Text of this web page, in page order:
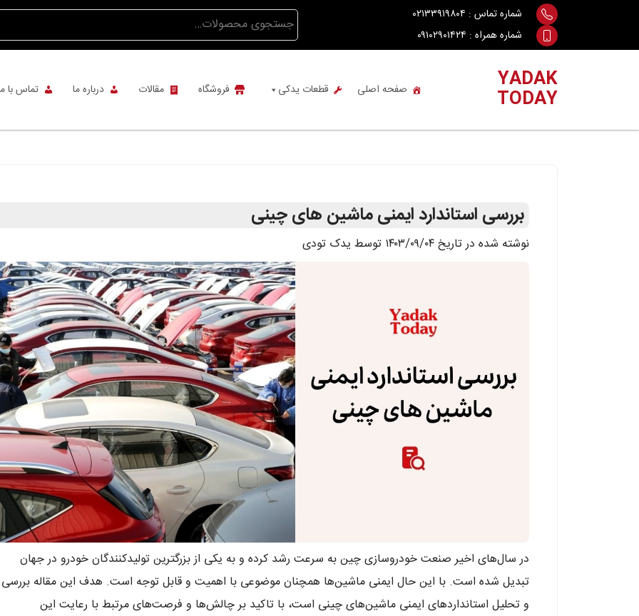
content
شماره تماس : ۰۲۱۳۳۹۱۹۸۰۴
شماره همراه : ۰۹۱۰۲۹۰۱۴۲۴
جستجو
برای:
YADAK
TODAY صفحه اصلی قطعات یدکی فروشگاه مقالات درباره ما تماس با
بررسی استاندارد ایمنی ماشین های چینی
نوشته شده در تاریخ ۱۴۰۳/۰۹/۰۴ توسط یدک تودی
در سال‌های اخیر صنعت خودروسازی چین به سرعت رشد کرده و به یکی از بزرگترین تولیدکنندگان خودرو در جهان
تبدیل شده است. با این حال ایمنی ماشین‌ها همچنان موضوعی با اهمیت و قابل توجه است. هدف این مقاله بررسی
و تحلیل استانداردهای ایمنی ماشین‌های چینی است، با تاکید بر چالش‌ها و فرصت‌های مرتبط با رعایت این